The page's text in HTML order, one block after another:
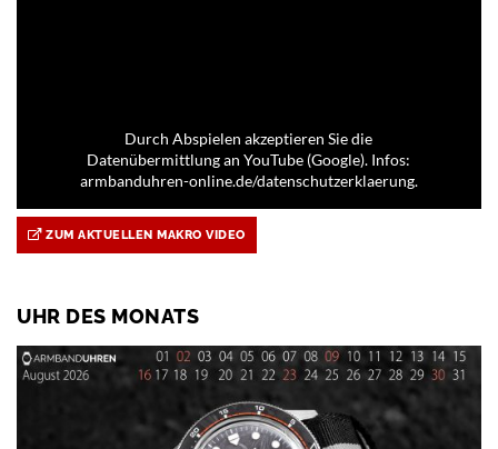
Durch Abspielen akzeptieren Sie die
Datenübermittlung an YouTube (Google). Infos:
armbanduhren-online.de/datenschutzerklaerung.
ZUM AKTUELLEN MAKRO VIDEO
UHR DES MONATS